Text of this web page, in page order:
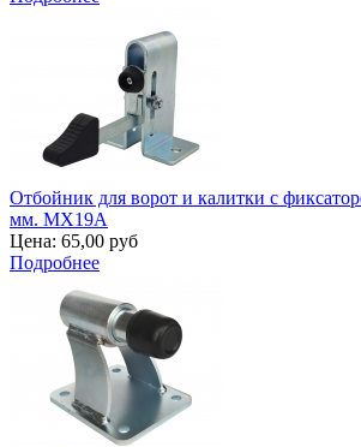
Отбойник для ворот и калитки с
мм. MX19A
Цена: 65,00 руб
Подробнее